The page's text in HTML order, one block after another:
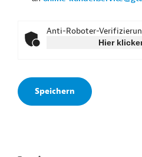
Anti-Roboter-
Hier